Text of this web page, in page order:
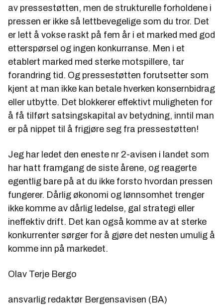
av pressestøtten, men de strukturelle forholdene i
pressen er ikke så lettbevegelige som du tror. Det
er lett å vokse raskt på fem år i et marked med god
etterspørsel og ingen konkurranse. Men i et
etablert marked med sterke motspillere, tar
forandring tid. Og pressestøtten forutsetter som
kjent at man ikke kan betale hverken konsernbidrag
eller utbytte. Det blokkerer effektivt muligheten for
å få tilført satsingskapital av betydning, inntil man
er på nippet til å frigjøre seg fra pressestøtten!
Jeg har ledet den eneste nr 2-avisen i landet som
har hatt framgang de siste årene, og reagerte
egentlig bare på at du ikke forsto hvordan pressen
fungerer. Dårlig økonomi og lønnsomhet trenger
ikke komme av dårlig ledelse, gal strategi eller
ineffektiv drift. Det kan også komme av at sterke
konkurrenter sørger for å gjøre det nesten umulig å
komme inn på markedet.
Olav Terje Bergo
ansvarlig redaktør Bergensavisen (BA)